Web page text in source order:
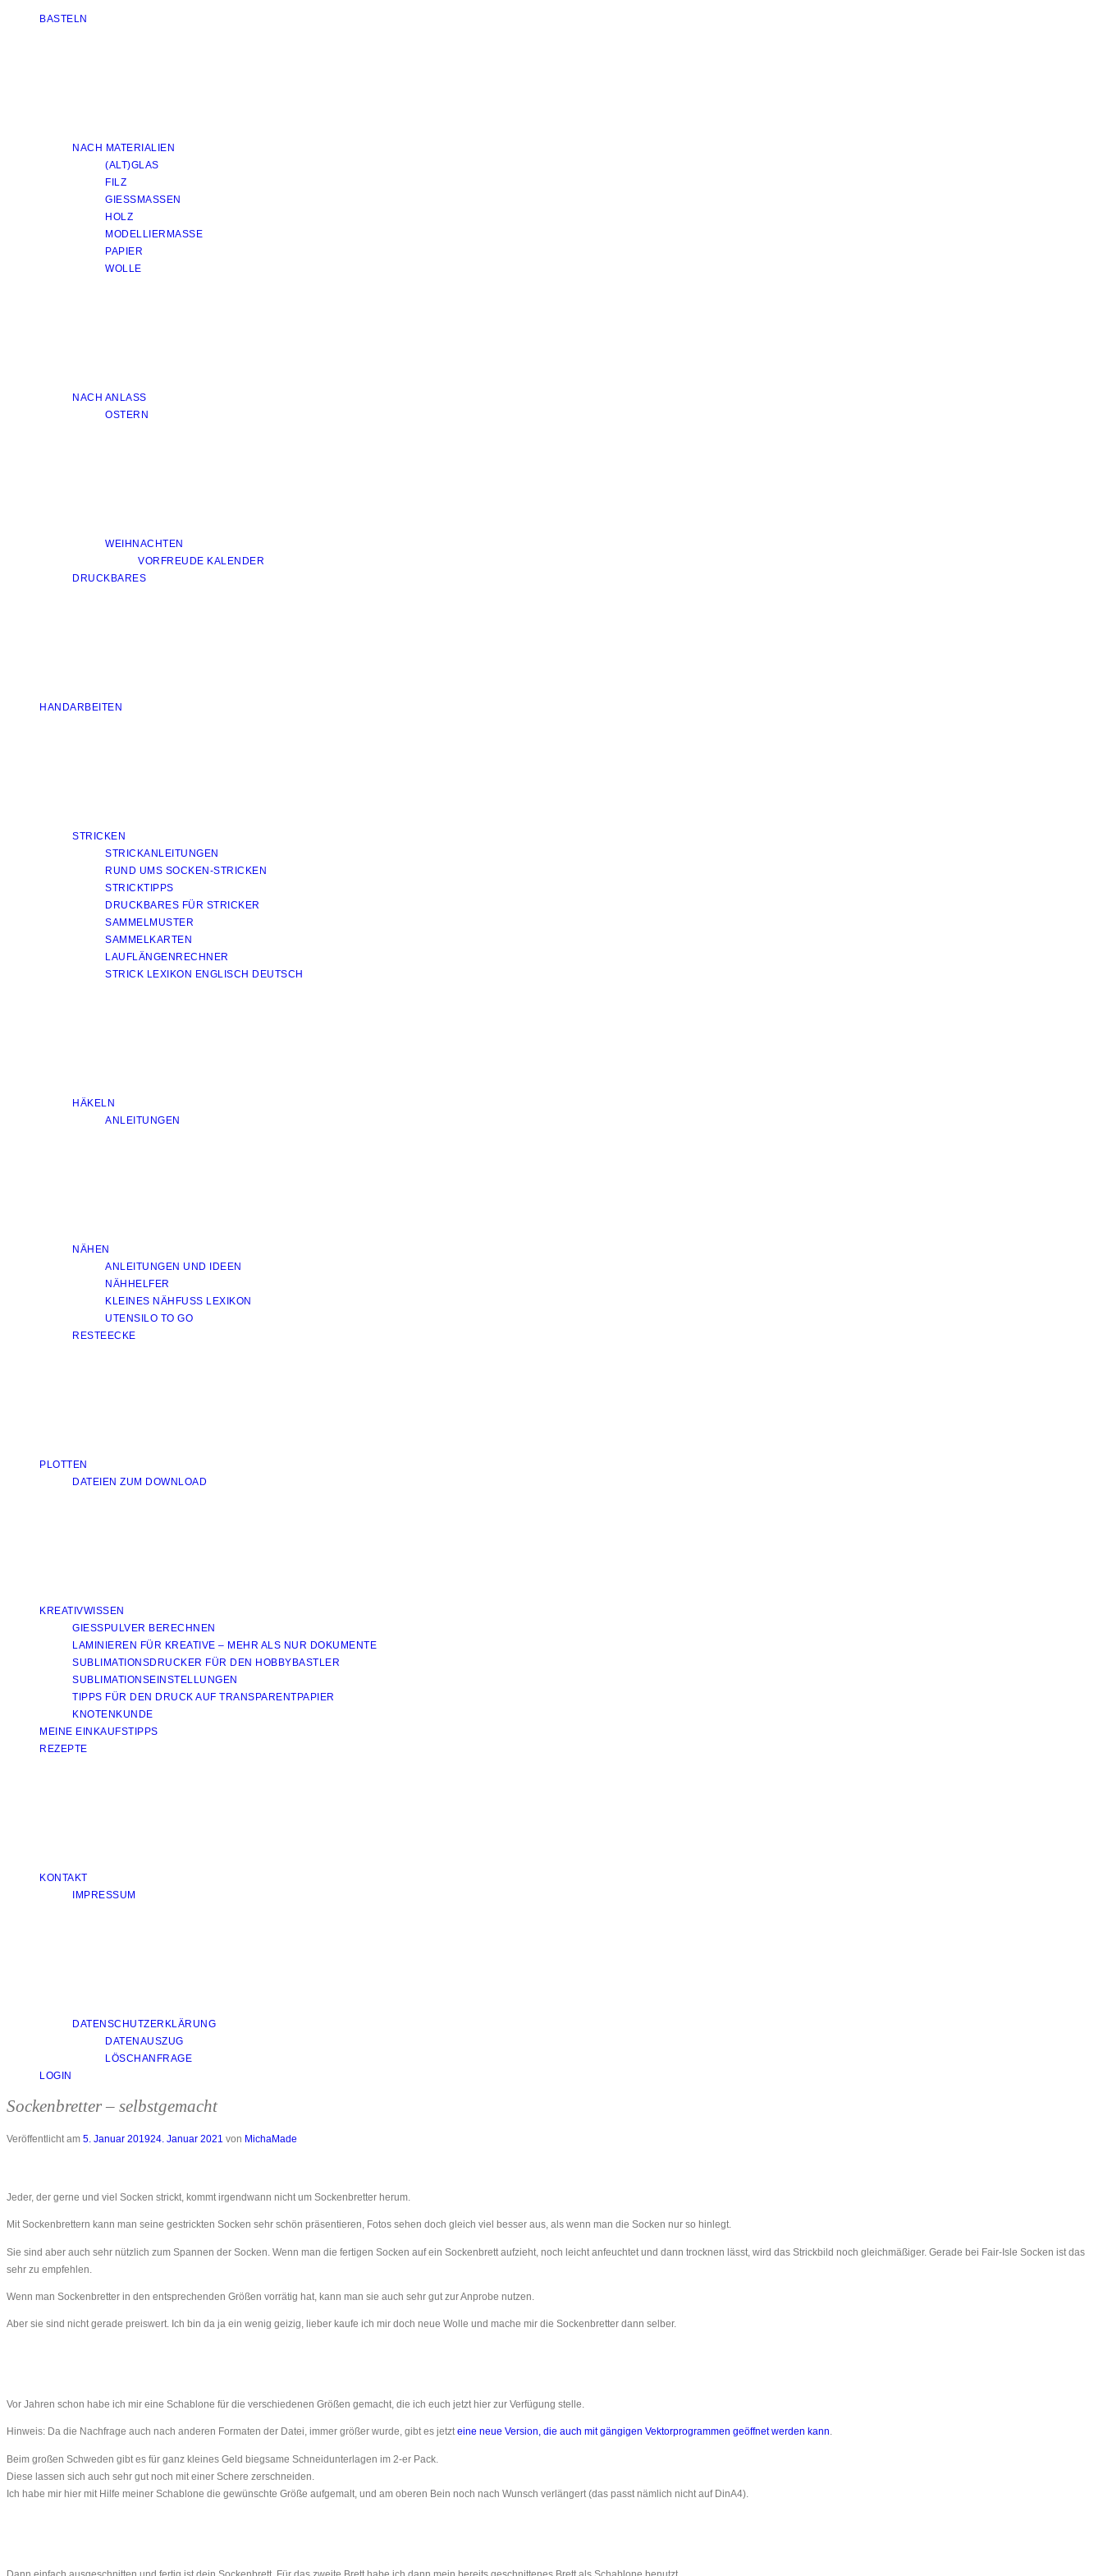
BASTELN
NACH MATERIALIEN
(ALT)GLAS
FILZ
GIESSMASSEN
HOLZ
MODELLIERMASSE
PAPIER
WOLLE
NACH ANLASS
OSTERN
WEIHNACHTEN
VORFREUDE KALENDER
DRUCKBARES
HANDARBEITEN
STRICKEN
STRICKANLEITUNGEN
RUND UMS SOCKEN-STRICKEN
STRICKTIPPS
DRUCKBARES FÜR STRICKER
SAMMELMUSTER
SAMMELKARTEN
LAUFLÄNGENRECHNER
STRICK LEXIKON ENGLISCH DEUTSCH
HÄKELN
ANLEITUNGEN
NÄHEN
ANLEITUNGEN UND IDEEN
NÄHHELFER
KLEINES NÄHFUSS LEXIKON
UTENSILO TO GO
RESTEECKE
PLOTTEN
DATEIEN ZUM DOWNLOAD
KREATIVWISSEN
GIESSPULVER BERECHNEN
LAMINIEREN FÜR KREATIVE – MEHR ALS NUR DOKUMENTE
SUBLIMATIONSDRUCKER FÜR DEN HOBBYBASTLER
SUBLIMATIONSEINSTELLUNGEN
TIPPS FÜR DEN DRUCK AUF TRANSPARENTPAPIER
KNOTENKUNDE
MEINE EINKAUFSTIPPS
REZEPTE
KONTAKT
IMPRESSUM
DATENSCHUTZERKLÄRUNG
DATENAUSZUG
LÖSCHANFRAGE
LOGIN
Sockenbretter – selbstgemacht
Veröffentlicht am 5. Januar 201924. Januar 2021 von MichaMade
Jeder, der gerne und viel Socken strickt, kommt irgendwann nicht um Sockenbretter herum.
Mit Sockenbrettern kann man seine gestrickten Socken sehr schön präsentieren, Fotos sehen doch gleich viel besser aus, als wenn man die Socken nur so hinlegt.
Sie sind aber auch sehr nützlich zum Spannen der Socken. Wenn man die fertigen Socken auf ein Sockenbrett aufzieht, noch leicht anfeuchtet und dann trocknen lässt, wird das Strickbild noch gleichmäßiger. Gerade bei Fair-Isle Socken ist das
sehr zu empfehlen.
Wenn man Sockenbretter in den entsprechenden Größen vorrätig hat, kann man sie auch sehr gut zur Anprobe nutzen.
Aber sie sind nicht gerade preiswert. Ich bin da ja ein wenig geizig, lieber kaufe ich mir doch neue Wolle und mache mir die Sockenbretter dann selber.
Vor Jahren schon habe ich mir eine Schablone für die verschiedenen Größen gemacht, die ich euch jetzt hier zur Verfügung stelle.
Hinweis: Da die Nachfrage auch nach anderen Formaten der Datei, immer größer wurde, gibt es jetzteine neue Version, die auch mit gängigen Vektorprogrammen geöffnet werden kann.
Beim großen Schweden gibt es für ganz kleines Geld biegsame Schneidunterlagen im 2-er Pack.
Diese lassen sich auch sehr gut noch mit einer Schere zerschneiden.
Ich habe mir hier mit Hilfe meiner Schablone die gewünschte Größe aufgemalt, und am oberen Bein noch nach Wunsch verlängert (das passt nämlich nicht auf DinA4).